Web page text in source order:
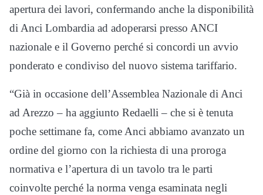
apertura dei lavori, confermando anche la disponibilità
di Anci Lombardia ad adoperarsi presso ANCI
nazionale e il Governo perché si concordi un avvio
ponderato e condiviso del nuovo sistema tariffario.
“Già in occasione dell’Assemblea Nazionale di Anci
ad Arezzo – ha aggiunto Redaelli – che si è tenuta
poche settimane fa, come Anci abbiamo avanzato un
ordine del giorno con la richiesta di una proroga
normativa e l’apertura di un tavolo tra le parti
coinvolte perché la norma venga esaminata negli